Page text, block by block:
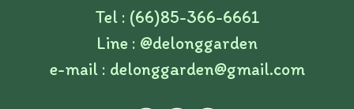
Tel : (66)85-366-6661
Line : @delonggarden
e-mail : delonggarden@gmail.com